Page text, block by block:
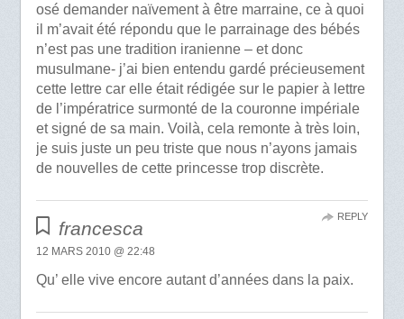
osé demander naïvement à être marraine, ce à quoi
il m’avait été répondu que le parrainage des bébés
n’est pas une tradition iranienne – et donc
musulmane- j’ai bien entendu gardé précieusement
cette lettre car elle était rédigée sur le papier à lettre
de l’impératrice surmonté de la couronne impériale
et signé de sa main. Voilà, cela remonte à très loin,
je suis juste un peu triste que nous n’ayons jamais
de nouvelles de cette princesse trop discrète.
francesca
12 MARS 2010 @ 22:48
Qu’ elle vive encore autant d’années dans la paix.
REPLY